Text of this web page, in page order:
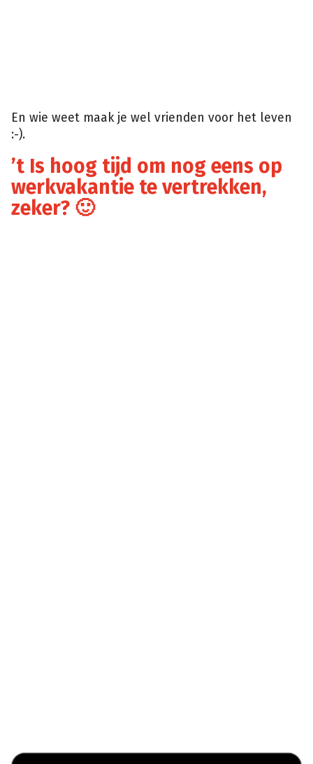
En wie weet maak je wel vrienden voor het leven
:-).
’t Is hoog tijd om nog eens op
werkvakantie te vertrekken,
zeker? 🙂